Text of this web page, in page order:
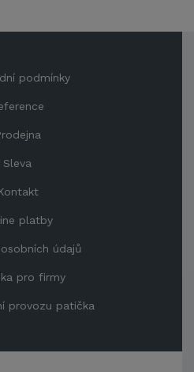
podmínky
Sleva
platby
údajů
pro firmy
provozu patička